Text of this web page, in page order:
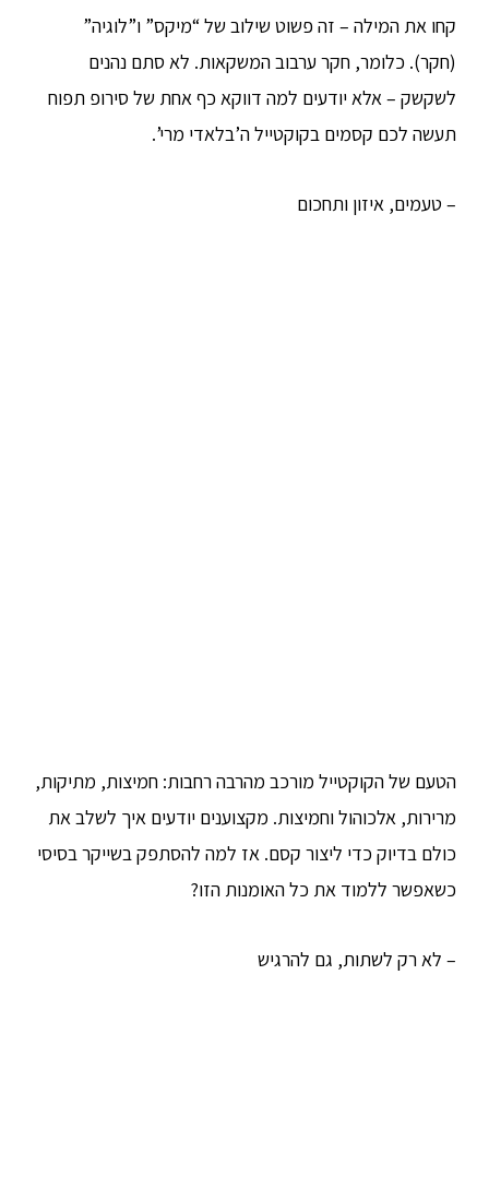
קחו את המילה – זה פשוט שילוב של “מיקס” ו”לוגיה”
(חקר). כלומר, חקר ערבוב המשקאות. לא סתם נהנים
לשקשק – אלא יודעים למה דווקא כף אחת של סירופ תפוח
תעשה לכם קסמים בקוקטייל ה’בלאדי מרי’.
– טעמים, איזון ותחכום
הטעם של הקוקטייל מורכב מהרבה רחבות: חמיצות, מתיקות,
מרירות, אלכוהול וחמיצות. מקצוענים יודעים איך לשלב את
כולם בדיוק כדי ליצור קסם. אז למה להסתפק בשייקר בסיסי
כשאפשר ללמוד את כל האומנות הזו?
– לא רק לשתות, גם להרגיש